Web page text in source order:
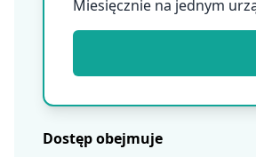
Miesięcznie na jednym
Dostęp obejmuje